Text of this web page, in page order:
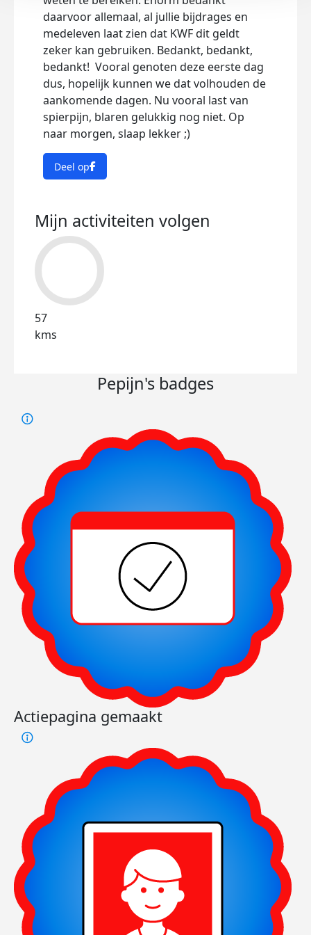
daarvoor allemaal, al jullie bijdrages en
medeleven laat zien dat KWF dit geldt
zeker kan gebruiken. Bedankt, bedankt,
bedankt! Vooral genoten deze eerste dag
dus, hopelijk kunnen we dat volhouden de
aankomende dagen. Nu vooral last van
spierpijn, blaren gelukkig nog niet. Op
naar morgen, slaap lekker ;)
Deel op
Mijn activiteiten volgen
57
kms
Pepijn's badges
Actiepagina gemaakt